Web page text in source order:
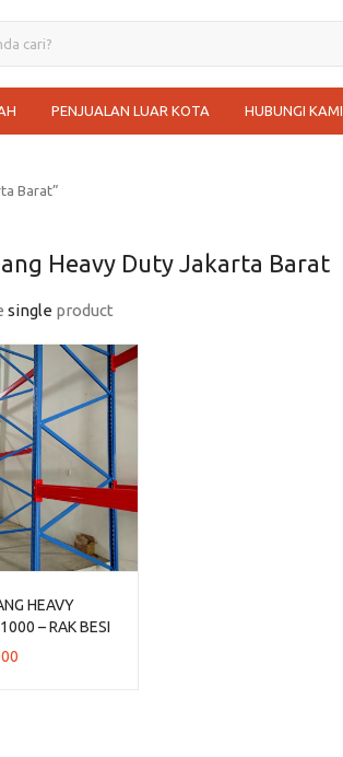
PENJUALAN LUAR KOTA HUBUNGI KAMI
Barat”
Heavy Duty Jakarta Barat
single product
HEAVY
– RAK BESI
BESAR